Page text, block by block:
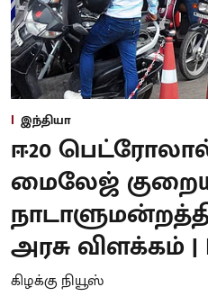
இந்தியா
ஈ20
மைலேஜ்
அரசு விளக்கம் |
கிழக்கு நியூஸ்